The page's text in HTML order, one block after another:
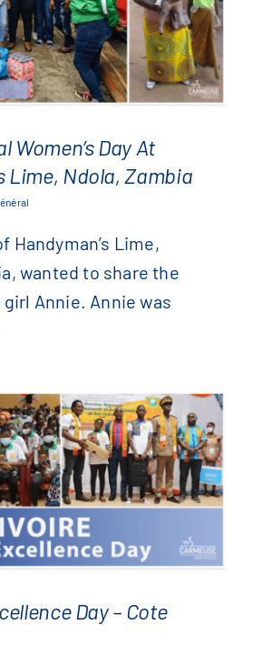
Women’s Day At
Lime, Ndola, Zambia
Women’s Day At
Lime, Ndola, Zambia
Handyman’s Lime,
wanted to share the
Annie. Annie was
Day – Cote